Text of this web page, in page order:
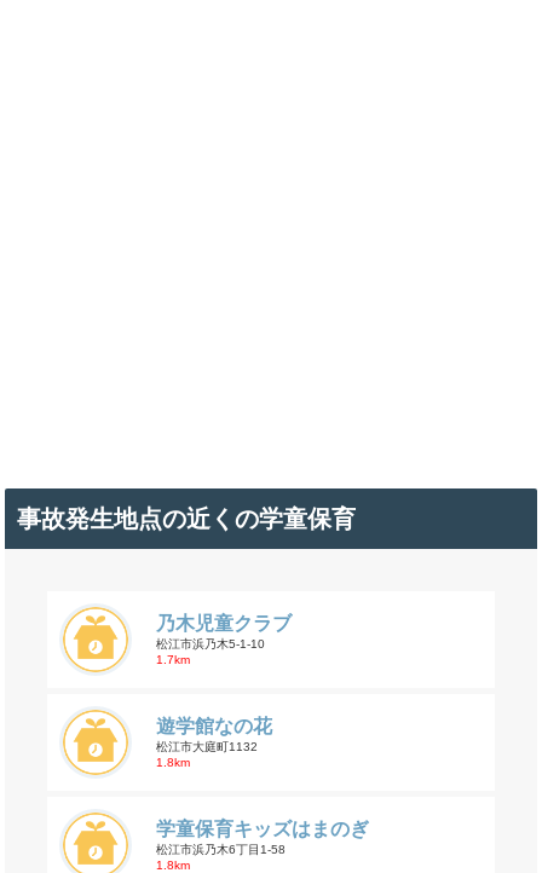
事故発生地点の近くの学童保育
乃木児童クラブ
松江市浜乃木5-1-10
1.7km
遊学館なの花
松江市大庭町1132
1.8km
学童保育キッズはまのぎ
松江市浜乃木6丁目1-58
1.8km